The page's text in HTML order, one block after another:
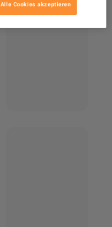
Alle Cookies akzeptieren